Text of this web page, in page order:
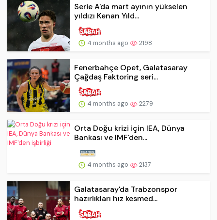
Serie A'da mart ayının yükselen
yıldızı Kenan Yıld...
4 months ago 2198
Fenerbahçe Opet, Galatasaray
Çağdaş Faktoring seri...
4 months ago 2279
Orta Doğu krizi için IEA, Dünya
Bankası ve IMF'den...
4 months ago 2137
Galatasaray'da Trabzonspor
hazırlıkları hız kesmed...